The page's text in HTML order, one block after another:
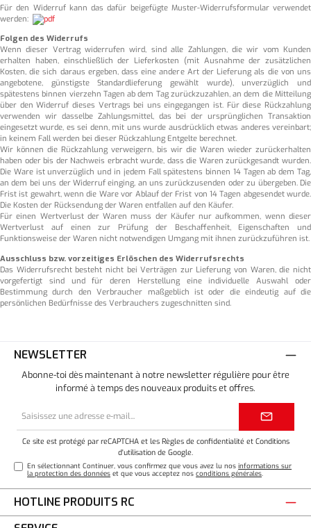
Für den Widerruf kann das dafür beigefügte Muster-Widerrufsformular verwendet
werden:
Folgen des Widerrufs
Wenn dieser Vertrag widerrufen wird, sind alle Zahlungen, die wir vom Kunden
erhalten haben, einschließlich der Lieferkosten (mit Ausnahme der zusätzlichen
Kosten, die sich daraus ergeben, dass eine andere Art der Lieferung als die von uns
angebotene, günstigste Standardlieferung gewählt wurde), unverzüglich und
spätestens binnen vierzehn Tagen ab dem Tag zurückzuzahlen, an dem die Mitteilung
über den Widerruf dieses Vertrags bei uns eingegangen ist. Für diese Rückzahlung
verwenden wir dasselbe Zahlungsmittel, das bei der ursprünglichen Transaktion
eingesetzt wurde, es sei denn, mit uns wurde ausdrücklich etwas anderes vereinbart;
in keinem Fall werden bei dieser Rückzahlung Entgelte berechnet.
Wir können die Rückzahlung verweigern, bis wir die Waren wieder zurückerhalten
haben oder bis der Nachweis erbracht wurde, dass die Waren zurückgesandt wurden.
Die Ware ist unverzüglich und in jedem Fall spätestens binnen 14 Tagen ab dem Tag,
an dem bei uns der Widerruf einging, an uns zurückzusenden oder zu übergeben. Die
Frist ist gewahrt, wenn die Ware vor Ablauf der Frist von 14 Tagen abgesendet wurde.
Die Kosten der Rücksendung der Waren entfallen auf den Käufer.
Für einen Wertverlust der Waren muss der Käufer nur aufkommen, wenn dieser
Wertverlust auf einen zur Prüfung der Beschaffenheit, Eigenschaften und
Funktionsweise der Waren nicht notwendigen Umgang mit ihnen zurückzuführen ist.
Ausschluss bzw. vorzeitiges Erlöschen des Widerrufsrechts
Das Widerrufsrecht besteht nicht bei Verträgen zur Lieferung von Waren, die nicht
vorgefertigt sind und für deren Herstellung eine individuelle Auswahl oder
Bestimmung durch den Verbraucher maßgeblich ist oder die eindeutig auf die
persönlichen Bedürfnisse des Verbrauchers zugeschnitten sind.
NEWSLETTER
Abonne-toi dès maintenant à notre newsletter régulière pour être
informé à temps des nouveaux produits et offres.
e-
Ce site est protégé par reCAPTCHA et les Règles de confidentialité et Conditions
d'utilisation de Google.
En sélectionnant Continuer, vous confirmez que vous avez lu nosinformations sur
la protection des données et que vous acceptez nosconditions générales.
HOTLINE PRODUITS RC